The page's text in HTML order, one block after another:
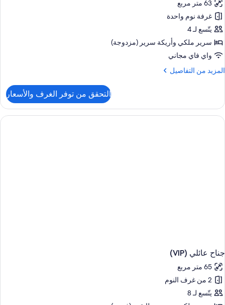
تجهيزات
لذوي
الاحتياجات
الخاصة
بحوض
استحمام
صور
جناح
تنفيذي
-
سرير
ملكي
مع
63 متر مربع
غرفة نوم واحدة
يتّسع لـ 4
سرير ملكي‫‬ وأريكة سرير (مزدوجة)
واي فاي مجاني
المزيد من التفاصيل
المزيد
جناح
تنفيذي
-
التحقق من توفر الغرف والأسعار
جناح عائلي (VIP)
65 متر مربع
2 من غرف النوم
يتّسع لـ 8